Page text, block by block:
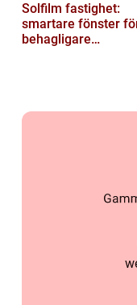
Solfilm fastighet:
smartare fönster
behagligare